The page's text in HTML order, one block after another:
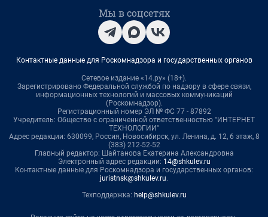
Мы в соцсетях
Контактные данные для Роскомнадзора и государственных органов
Сетевое издание «14.ру» (18+).
Зарегистрировано Федеральной службой по надзору в сфере связи,
информационных технологий и массовых коммуникаций
(Роскомнадзор).
Регистрационный номер ЭЛ № ФС 77 - 87892
Учредитель: Общество с ограниченной ответственностью "ИНТЕРНЕТ
ТЕХНОЛОГИИ"
Адрес редакции: 630099, Россия, Новосибирск, ул. Ленина, д. 12, 6 этаж, 8
(383) 212-52-52
Главный редактор: Шайтанова Екатерина Александровна
Электронный адрес редакции: 14@shkulev.ru
Контактные данные для Роскомнадзора и государственных органов:
juristnsk@shkulev.ru.
Техподдержка: help@shkulev.ru